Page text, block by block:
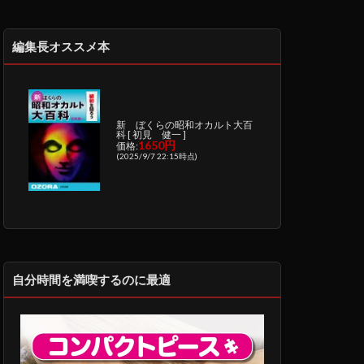
編集長オススメ本
新 ぼくらの昭和オカルト大百
科 [ 初見 健一 ]
価格:1650円
(2025/9/7 22:15時点)
自分時間を満喫するのに最適